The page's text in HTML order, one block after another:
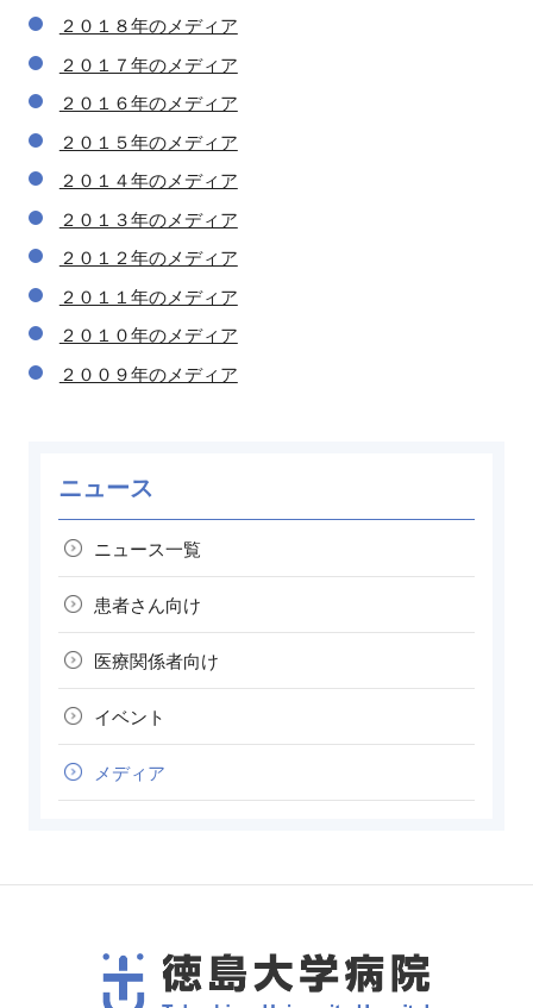
２０１８年のメディア
２０１７年のメディア
２０１６年のメディア
２０１５年のメディア
２０１４年のメディア
２０１３年のメディア
２０１２年のメディア
２０１１年のメディア
２０１０年のメディア
２００９年のメディア
ニュース
ニュース一覧
患者さん向け
医療関係者向け
イベント
メディア